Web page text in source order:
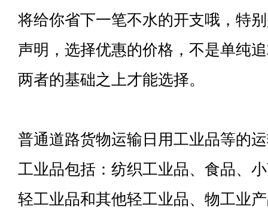
将给你省下一笔不水的开支哦，特
声明，选择优惠的价格，不是单纯
两者的基础之上才能选择。
普通道路货物运输日用工业品等的
工业品包括：纺织工业品、食品、
轻工业品和其他轻工业品、物工业